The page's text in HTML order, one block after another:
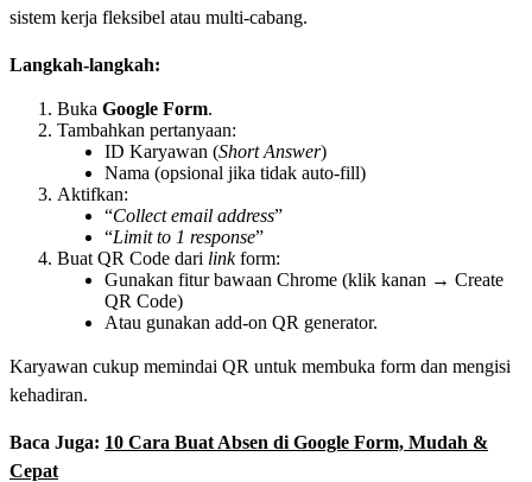
sistem kerja fleksibel atau multi-cabang.
Langkah-langkah:
Buka Google Form.
Tambahkan pertanyaan:
ID Karyawan (Short Answer)
Nama (opsional jika tidak auto-fill)
Aktifkan:
“Collect email address”
“Limit to 1 response”
Buat QR Code dari linkform:
Gunakan fitur bawaan Chrome (klik kanan → Create
QR Code)
Atau gunakan add-on QR generator.
Karyawan cukup memindai QR untuk membuka form dan mengisi
kehadiran.
Baca Juga: 10 Cara Buat Absen di Google Form, Mudah &
Cepat